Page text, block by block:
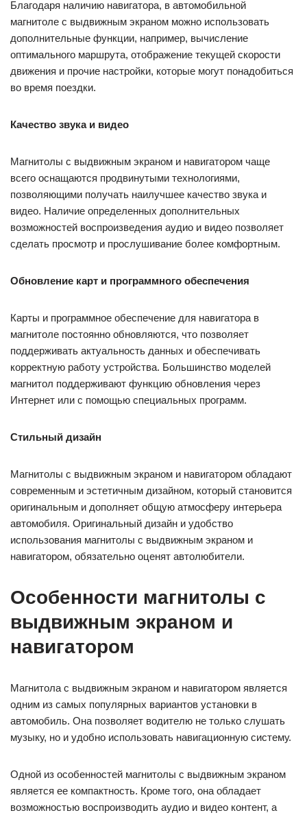
Благодаря наличию навигатора, в автомобильной
магнитоле с выдвижным экраном можно использовать
дополнительные функции, например, вычисление
оптимального маршрута, отображение текущей скорости
движения и прочие настройки, которые могут понадобиться
во время поездки.
Качество звука и видео
Магнитолы с выдвижным экраном и навигатором чаще
всего оснащаются продвинутыми технологиями,
позволяющими получать наилучшее качество звука и
видео. Наличие определенных дополнительных
возможностей воспроизведения аудио и видео позволяет
сделать просмотр и прослушивание более комфортным.
Обновление карт и программного обеспечения
Карты и программное обеспечение для навигатора в
магнитоле постоянно обновляются, что позволяет
поддерживать актуальность данных и обеспечивать
корректную работу устройства. Большинство моделей
магнитол поддерживают функцию обновления через
Интернет или с помощью специальных программ.
Стильный дизайн
Магнитолы с выдвижным экраном и навигатором обладают
современным и эстетичным дизайном, который становится
оригинальным и дополняет общую атмосферу интерьера
автомобиля. Оригинальный дизайн и удобство
использования магнитолы с выдвижным экраном и
навигатором, обязательно оценят автолюбители.
Особенности магнитолы с
выдвижным экраном и
навигатором
Магнитола с выдвижным экраном и навигатором является
одним из самых популярных вариантов установки в
автомобиль. Она позволяет водителю не только слушать
музыку, но и удобно использовать навигационную систему.
Одной из особенностей магнитолы с выдвижным экраном
является ее компактность. Кроме того, она обладает
возможностью воспроизводить аудио и видео контент, а